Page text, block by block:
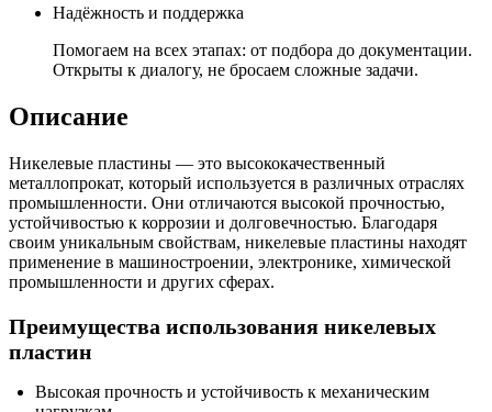
Надёжность и поддержка
Помогаем на всех этапах: от подбора до документации.
Открыты к диалогу, не бросаем сложные задачи.
Описание
Никелевые пластины — это высококачественный
металлопрокат, который используется в различных отраслях
промышленности. Они отличаются высокой прочностью,
устойчивостью к коррозии и долговечностью. Благодаря
своим уникальным свойствам, никелевые пластины находят
применение в машиностроении, электронике, химической
промышленности и других сферах.
Преимущества использования никелевых
пластин
Высокая прочность и устойчивость к механическим